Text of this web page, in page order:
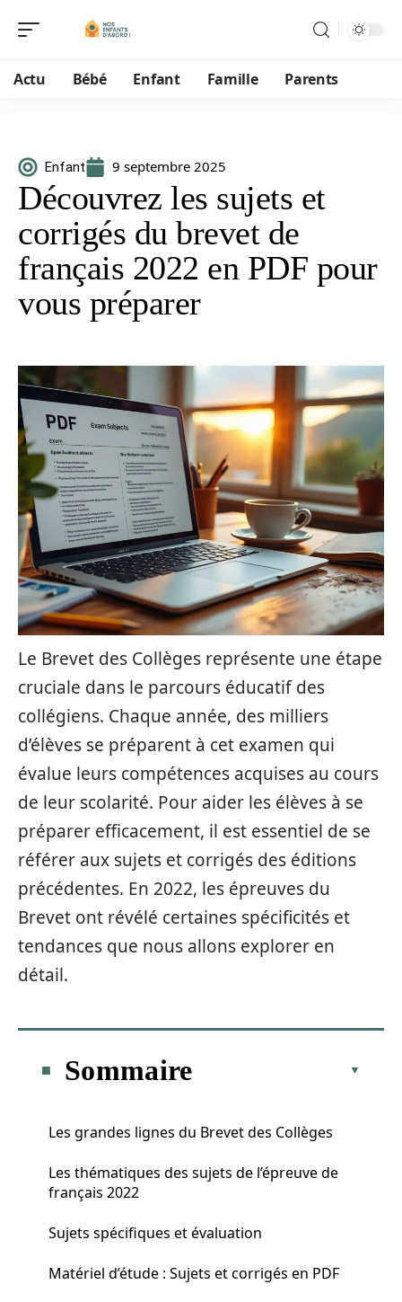
Actu Bébé Enfant Famille Parents
Enfant 9 septembre 2025
Découvrez les sujets et
corrigés du brevet de
français 2022 en PDF pour
vous préparer
Le Brevet des Collèges représente une étape
cruciale dans le parcours éducatif des
collégiens. Chaque année, des milliers
d’élèves se préparent à cet examen qui
évalue leurs compétences acquises au cours
de leur scolarité. Pour aider les élèves à se
préparer efficacement, il est essentiel de se
référer aux sujets et corrigés des éditions
précédentes. En 2022, les épreuves du
Brevet ont révélé certaines spécificités et
tendances que nous allons explorer en
détail.
Sommaire
Les grandes lignes du Brevet des Collèges
Les thématiques des sujets de l’épreuve de
français 2022
Sujets spécifiques et évaluation
Matériel d’étude : Sujets et corrigés en PDF